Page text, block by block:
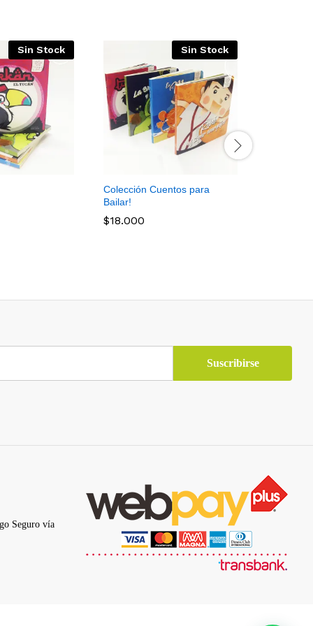
Sin Stock Sin Stock
Colección Cuentos para
Bailar!
$18.000
Seguro vía